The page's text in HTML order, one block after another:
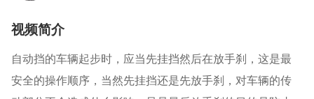
视频简介
自动挡的车辆起步时，应当先挂挡然后在放手刹，这是最
安全的操作顺序，当然先挂挡还是先放手刹，对车辆的传